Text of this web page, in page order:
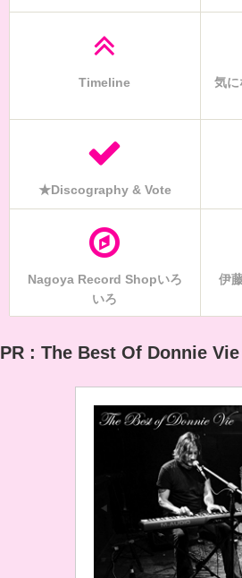
Timeline
気
★Discography & Vote
Nagoya Record Shopいろ
いろ
伊
PR : The Best Of Donnie Vie